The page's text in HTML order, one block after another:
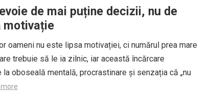
de mai puține decizii, nu de
motivație
oameni nu este lipsa motivației, ci numărul prea mare
trebuie să le ia zilnic, iar această încărcare
la oboseală mentală, procrastinare și senzația că „nu
more